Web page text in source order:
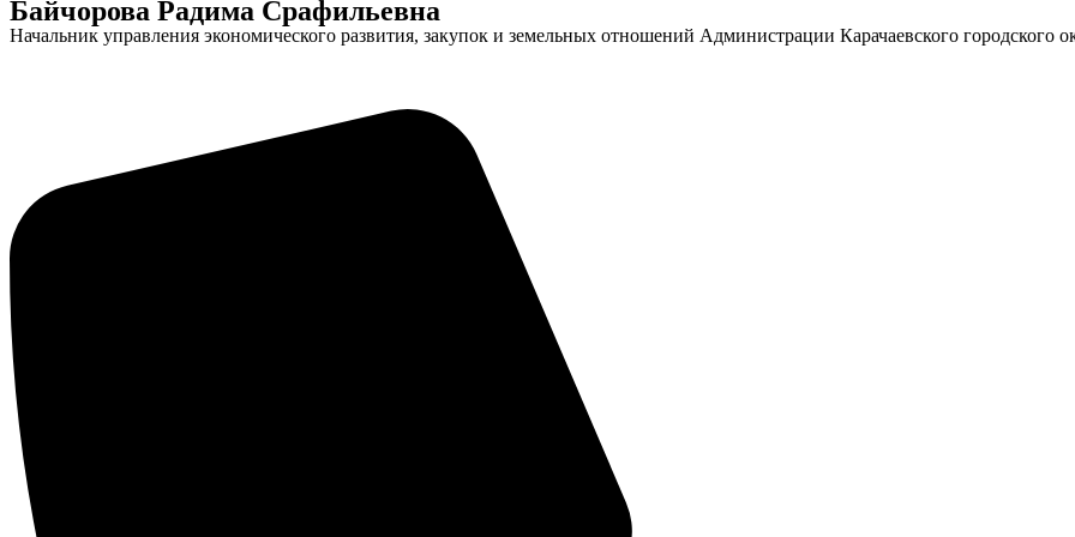
Байчорова Радима Срафильевна
Начальник управления экономического развития, закупок и земельных отношений Администрации Карачаевского городского